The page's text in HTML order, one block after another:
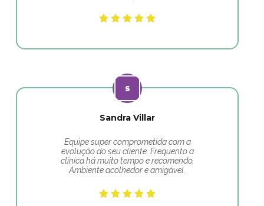
Sandra Villar
Equipe super comprometida com a
evolução do seu cliente. Frequento a
clínica há muito tempo e recomendo.
Ambiente acolhedor e amigável.